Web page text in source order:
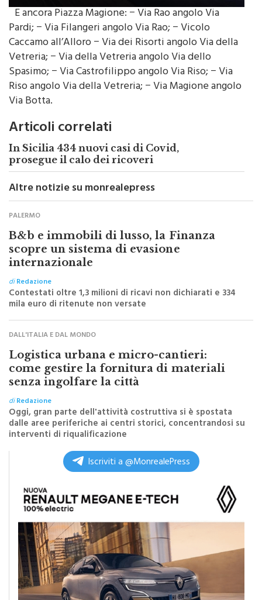
Pardi; − Via Filangeri angolo Via Rao; − Vicolo
Caccamo all’Alloro − Via dei Risorti angolo Via della
Vetreria; − Via della Vetreria angolo Via dello
Spasimo; − Via Castrofilippo angolo Via Riso; − Via
Riso angolo Via della Vetreria; − Via Magione angolo
Via Botta.
In Sicilia 434 nuovi casi di Covid,
prosegue il calo dei ricoveri
Altre notizie su monrealepress
PALERMO
B&b e immobili di lusso, la Finanza
scopre un sistema di evasione
internazionale
diRedazione
Contestati oltre 1,3 milioni di ricavi non dichiarati e 334
mila euro di ritenute non versate
DALL'ITALIA E DAL MONDO
Logistica urbana e micro-cantieri:
come gestire la fornitura di materiali
senza ingolfare la città
diRedazione
Oggi, gran parte dell'attività costruttiva si è spostata
dalle aree periferiche ai centri storici, concentrandosi su
interventi di riqualificazione
Iscriviti a @MonrealePress